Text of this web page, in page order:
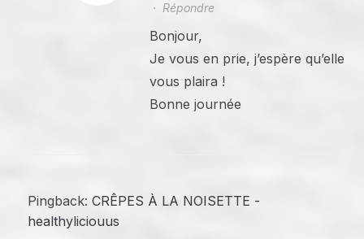
· Répondre
Bonjour,
Je vous en prie, j’espère qu’elle
vous plaira !
Bonne journée
Pingback: CRÊPES À LA NOISETTE -
healthyliciouus